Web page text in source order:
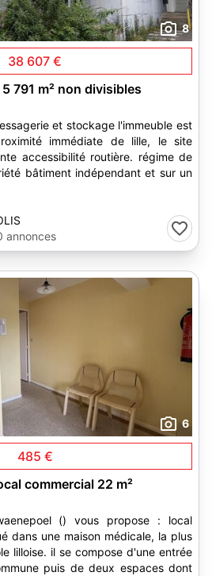
8
38 607 €
791 m² non divisibles
et stockage l'immeuble est
accessibilité routière. régime de
bâtiment indépendant et sur un
annonces
6
485 €
commercial 22 m²
() vous propose : local
dans une maison médicale, la plus
d'une entrée
puis de deux espaces dont